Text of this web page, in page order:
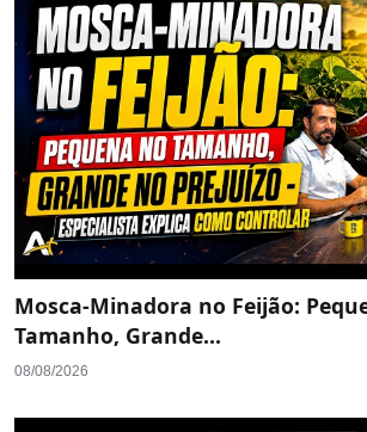
Mosca-Minadora no Feijão:
Tamanho, Grande...
08/08/2026